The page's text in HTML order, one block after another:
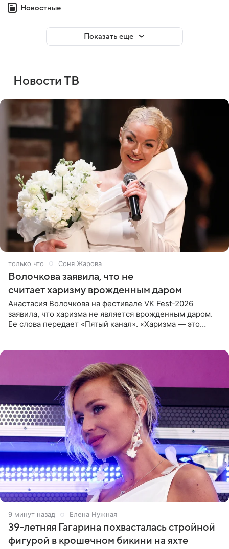
Новостные
Показать еще
Новости ТВ
только что Соня Жарова
Волочкова заявила, что не
считает харизму врожденным даром
Анастасия Волочкова на фестивале VK Fest-2026
заявила, что харизма не является врожденным даром.
Ее слова передает «Пятый канал». «Харизма — это
9 минут назад Елена Нужная
39-летняя Гагарина похвасталась стройной
фигурой в крошечном бикини на яхте